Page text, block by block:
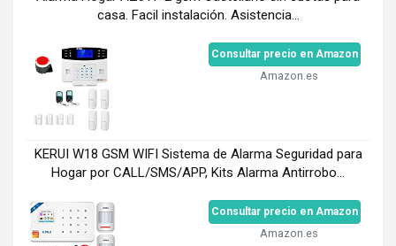
casa. Facil instalación. Asistencia...
Consultar precio en Amazon
Amazon.es
KERUI W18 GSM WIFI Sistema de Alarma Seguridad para
Hogar por CALL/SMS/APP, Kits Alarma Antirrobo...
Consultar precio en Amazon
Amazon.es